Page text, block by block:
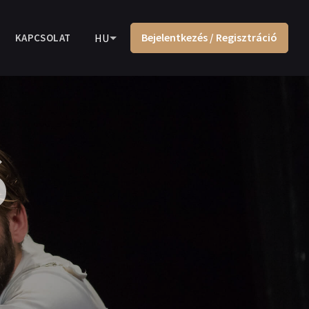
KAPCSOLAT HU Bejelentkezés / Regisztráció